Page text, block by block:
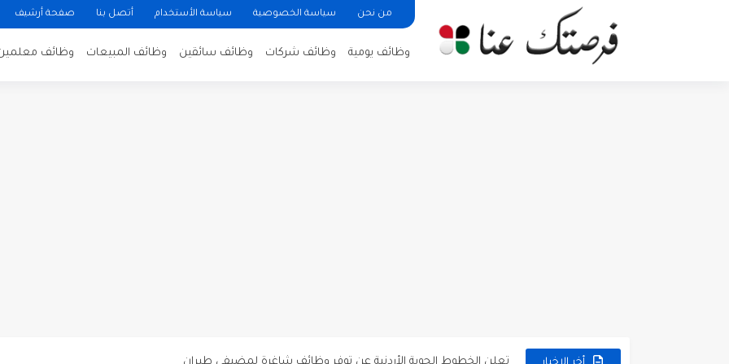
من نحن سياسة الخصوصية سياسة الأستخدام أتصل بنا صفحة أرشيف
وظائف يومية وظائف شركات وظائف سائقين وظائف المبيعات وظائف